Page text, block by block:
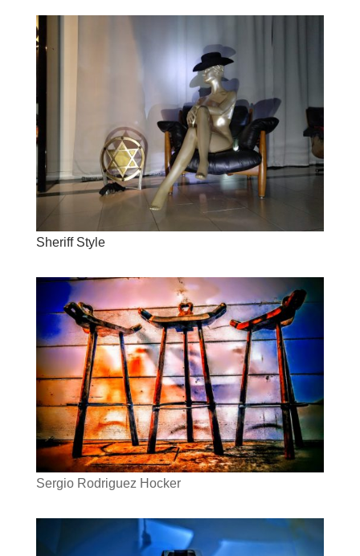
Sheriff Style
Sergio Rodriguez Hocker